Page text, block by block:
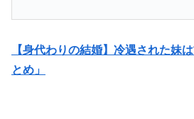
【身代わりの結婚】冷遇された妹
とめ」